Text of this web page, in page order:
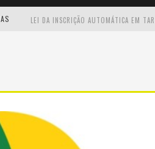
LEI DA INSCRIÇÃO AUTOMÁTICA EM
CORINTHIANS SAI NA FRENTE DO